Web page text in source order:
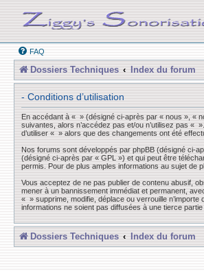
FAQ
Dossiers Techniques Index du forum
- Conditions d’utilisation
En accédant à « » (désigné ci-après par « nous », «
suivantes, alors n’accédez pas et/ou n’utilisez pas «
d’utiliser « » alors que des changements ont été
Nos forums sont développés par phpBB (désigné ci-
(désigné ci-après par « GPL ») et qui peut être
permis. Pour de plus amples informations au sujet de
Vous acceptez de ne pas publier de contenu abusif,
mener à un bannissement immédiat et permanent,
« » supprime, modifie, déplace ou verrouille
informations ne soient pas diffusées à une tierce
Dossiers Techniques Index du forum